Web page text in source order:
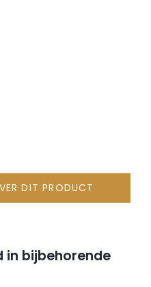
DIT PRODUCT
in bijbehorende